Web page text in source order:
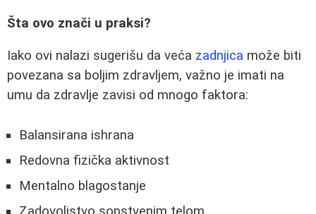
Šta ovo znači u praksi?
Iako ovi nalazi sugerišu da veća zadnjica može biti
povezana sa boljim zdravljem, važno je imati na
umu da zdravlje zavisi od mnogo faktora:
Balansirana ishrana
Redovna fizička aktivnost
Mentalno blagostanje